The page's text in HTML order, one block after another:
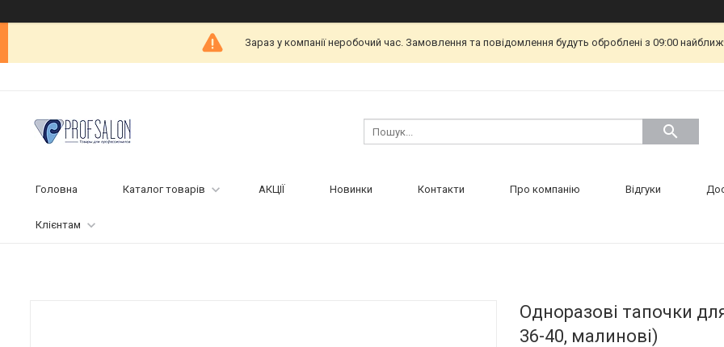
Зараз у компанії неробочий час. Замовлення та повідомлення будуть оброблені з 09:00
Головна Каталог товарів АКЦІЇ Новинки Контакти Про компанію Відгуки
Клієнтам
Одноразові тапочки
36-40, малинові)